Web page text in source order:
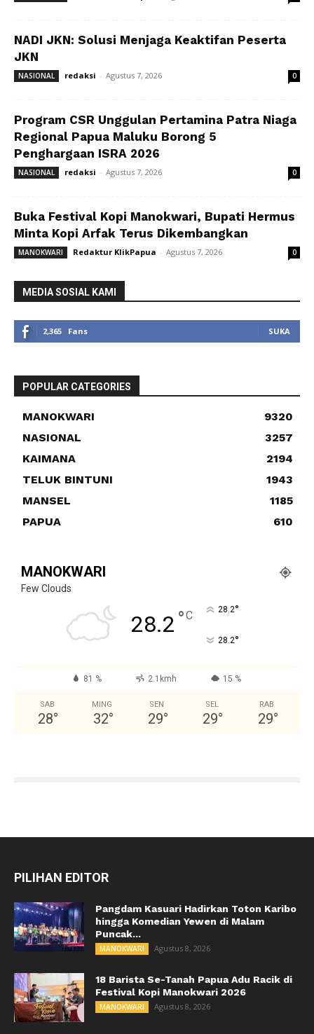
NADI JKN: Solusi Menjaga Keaktifan Peserta
JKN
NASIONAL redaksi - Agustus 7, 2026 0
Program CSR Unggulan Pertamina Patra Niaga
Regional Papua Maluku Borong 5
Penghargaan ISRA 2026
NASIONAL redaksi - Agustus 7, 2026 0
Buka Festival Kopi Manokwari, Bupati Hermus
Minta Kopi Arfak Terus Dikembangkan
MANOKWARI Redaktur KlikPapua - Agustus 7, 2026 0
MEDIA SOSIAL KAMI
2,365 Fans SUKA
POPULAR CATEGORIES
MANOKWARI
9320
NASIONAL
3257
KAIMANA
2194
TELUK BINTUNI
1943
MANSEL
1185
PAPUA
610
MANOKWARI
Few Clouds
28.2 °C 28.2°
28.2°
81 % 2.1kmh 15 %
SAB
28°
MING
32°
SEN
29°
SEL
29°
RAB
29°
PILIHAN EDITOR
Pangdam Kasuari Hadirkan Toton Karibo
hingga Komedian Yewen di Malam
Puncak...
MANOKWARI Agustus 8, 2026
18 Barista Se-Tanah Papua Adu Racik di
Festival Kopi Manokwari 2026
MANOKWARI Agustus 8, 2026